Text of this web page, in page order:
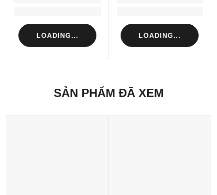
LOADING... LOADING...
SẢN PHẨM ĐÃ XEM